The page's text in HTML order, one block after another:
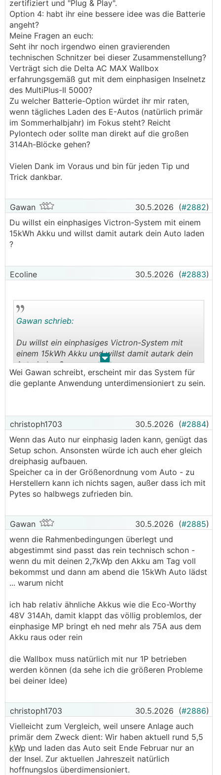
zertifiziert und "Plug & Play".
Option 4: habt ihr eine bessere idee was die Batterie
angeht?
Meine Fragen an euch:
Seht ihr noch irgendwo einen gravierenden
technischen Schnitzer bei dieser Zusammenstellung?
Verträgt sich die Delta AC MAX Wallbox
erfahrungsgemäß gut mit dem einphasigen Inselnetz
des MultiPlus-II 5000?
Zu welcher Batterie-Option würdet ihr mir raten,
wenn tägliches Laden des E-Autos (natürlich primär
im Sommerhalbjahr) im Fokus steht? Reicht
Pylontech oder sollte man direkt auf die großen
314Ah-Blöcke gehen?
Vielen Dank im Voraus und bin für jeden Tip und
Trick dankbar.
Gawan 30.5.2026 (#2882)
Du willst ein einphasiges Victron-System mit einem
15kWh Akku und willst damit autark dein Auto laden
?
Ecoline 30.5.2026 (#2883)
. .
Gawan schrieb:
Du willst ein einphasiges Victron-System mit
einem 15kWh Akku und willst damit autark dein
Auto laden ?
Wei Gawan schreibt, erscheint mir das System für
die geplante Anwendung unterdimensioniert zu sein.
christoph1703 30.5.2026 (#2884)
Wenn das Auto nur einphasig laden kann, genügt das
Setup schon. Ansonsten würde ich auch eher gleich
dreiphasig aufbauen.
Speicher ca in der Größenordnung vom Auto - zu
Herstellern kann ich nichts sagen, außer dass ich mit
Pytes so halbwegs zufrieden bin.
Gawan 30.5.2026 (#2885)
wenn die Rahmenbedingungen überlegt und
abgestimmt sind passt das rein technisch schon -
wenn du mit deinen 2,7kWp den Akku am Tag voll
bekommst und dann am abend die 15kWh Auto lädst
... warum nicht
ich hab relativ ähnliche Akkus wie die Eco-Worthy
48V 314Ah, damit klappt das völlig problemlos, der
einphasige MP bringt eh ned mehr als 75A aus dem
Akku raus oder rein
die Wallbox muss natürlich mit nur 1P betrieben
werden können (da sehe ich die größeren Probleme
bei deiner Idee)
christoph1703 30.5.2026 (#2886)
Vielleicht zum Vergleich, weil unsere Anlage auch
primär dem Zweck dient: Wir haben aktuell rund 5,5
kWp und laden das Auto seit Ende Februar nur an
der Insel. Zur aktuellen Jahreszeit natürlich
hoffnungslos überdimensioniert.